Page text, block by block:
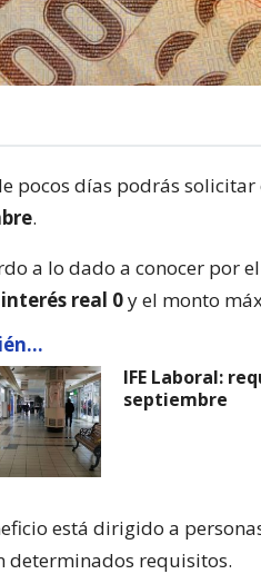
pocos días podrás solicitar
.
a lo dado a conocer por
real 0y el monto
IFE Laboral:
septiembre
está dirigido a
determinados requisitos.